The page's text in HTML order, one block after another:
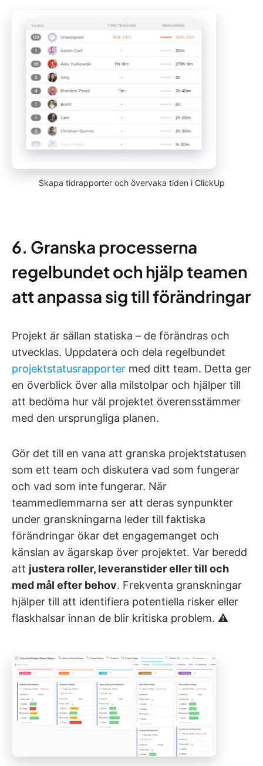
Skapa tidrapporter och övervaka tiden i ClickUp
6. Granska processerna
regelbundet och hjälp teamen
att anpassa sig till förändringar
Projekt är sällan statiska – de förändras och
utvecklas. Uppdatera och dela regelbundet
projektstatusrapporter med ditt team. Detta ger
en överblick över alla milstolpar och hjälper till
att bedöma hur väl projektet överensstämmer
med den ursprungliga planen.
Gör det till en vana att granska projektstatusen
som ett team och diskutera vad som fungerar
och vad som inte fungerar. När
teammedlemmarna ser att deras synpunkter
under granskningarna leder till faktiska
förändringar ökar det engagemanget och
känslan av ägarskap över projektet. Var beredd
att justera roller, leveranstider eller till och
med mål efter behov. Frekventa granskningar
hjälper till att identifiera potentiella risker eller
flaskhalsar innan de blir kritiska problem. ⚠️